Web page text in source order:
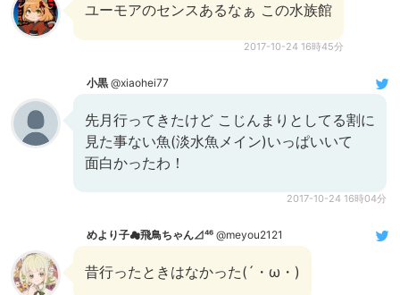
ユーモアのセンスあるなぁ この水族館
2017-10-24 16時45分
小黒 @xiaohei77
先月行ってきたけど こじんまりとしてる割に
見た事ない魚(淡水魚メイン)いっぱいいて
面白かったわ！
2017-10-24 16時04分
めより子☁︎飛鳥ちゃん⊿⁴⁶ @meyou2121
昔行ったときはなかった(´・ω・)